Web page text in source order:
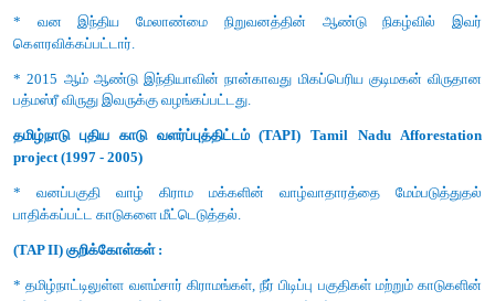
குறைக் கின்றது.
7. நீர் சேமிப்பின் போது நிலப்பரப்பு வீணாவதில்லை மற்றும்
தவிர்க்கப்படுகிறது.
8. நிலத்தடி நீர் சேமிப்பு ஒரு சிறப்பான சுற்றுச்சூழல்
சமூகத்திற்கு உகந்த நிலையான நீர் சேமிப்பு யுக்தியின் ஒரு
தண்ணீர் தட்டுப்பாட்டிற்கான தீர்வு - ஒரு சுற்றுச்சூழல் பிரச்சனை
* மழைநீர் வழிந்தோடுவதை அனுமதியாது - மீண்டும்